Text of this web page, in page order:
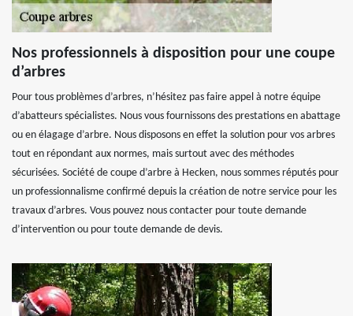
Nos professionnels à disposition pour une coupe
d’arbres
Pour tous problèmes d’arbres, n’hésitez pas faire appel à notre équipe
d’abatteurs spécialistes. Nous vous fournissons des prestations en abattage
ou en élagage d’arbre. Nous disposons en effet la solution pour vos arbres
tout en répondant aux normes, mais surtout avec des méthodes
sécurisées. Société de coupe d’arbre à Hecken, nous sommes réputés pour
un professionnalisme confirmé depuis la création de notre service pour les
travaux d’arbres. Vous pouvez nous contacter pour toute demande
d’intervention ou pour toute demande de devis.